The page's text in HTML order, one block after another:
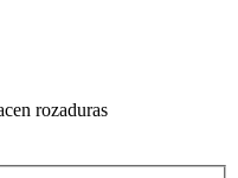
rozaduras